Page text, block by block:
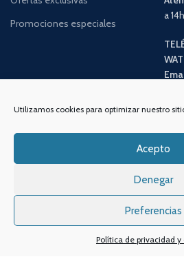
Utilizamos cookies para optimizar nuestro
Acepto
Denegar
Preferencias
Política de privacidad y
Promociones especiales
a